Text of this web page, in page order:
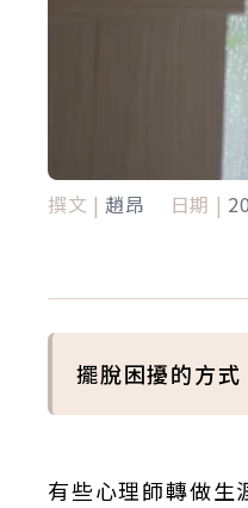
撰文 | 趙昂 日期 |
擺脫困擾的方
有些心理師轉做生